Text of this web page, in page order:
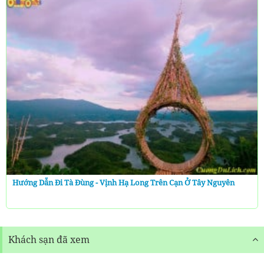
Hướng Dẫn Đi Tà Đùng - Vịnh Hạ Long Trên Cạn Ở Tây Nguyên
Khách sạn đã xem